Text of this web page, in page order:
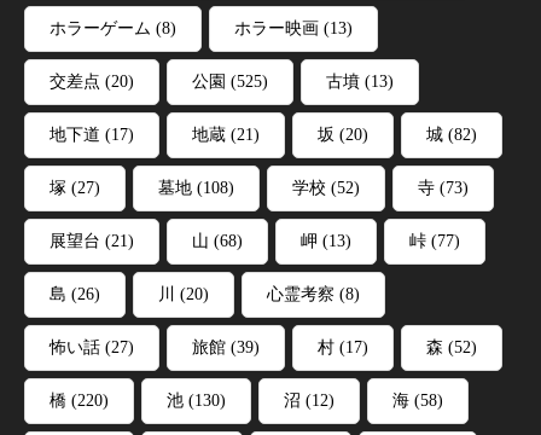
ホラーゲーム (8) ホラー映画 (13)
交差点 (20) 公園 (525) 古墳 (13)
地下道 (17) 地蔵 (21) 坂 (20) 城 (82)
塚 (27) 墓地 (108) 学校 (52) 寺 (73)
展望台 (21) 山 (68) 岬 (13) 峠 (77)
島 (26) 川 (20) 心霊考察 (8)
怖い話 (27) 旅館 (39) 村 (17) 森 (52)
橋 (220) 池 (130) 沼 (12) 海 (58)